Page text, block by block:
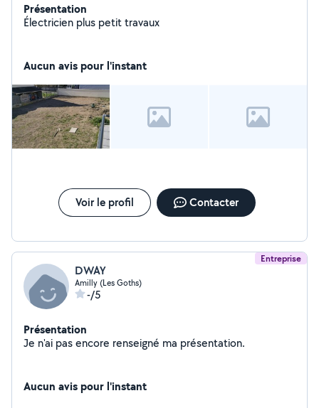
Présentation
Électricien plus petit travaux
Aucun avis pour l'instant
Voir le profil Contacter
Entreprise
DWAY
Amilly (Les Goths)
-/5
Présentation
Je n'ai pas encore renseigné ma présentation.
Aucun avis pour l'instant